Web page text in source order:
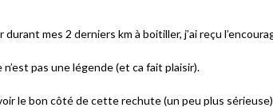
mes 2 derniers km à boitiller, j’ai reçu
pas une légende (et ca fait plaisir).
le bon côté de cette rechute (un peu plus